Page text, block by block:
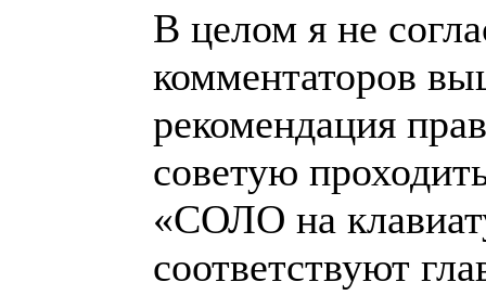
В целом я не
комментаторов
рекомендация
советую
«СОЛО на
соответствуют